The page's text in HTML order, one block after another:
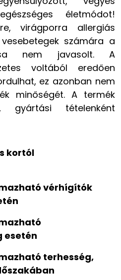
életmódot!
virágporra allergiás
számára a
nem javasolt. A
voltából eredően
ez azonban nem
minőségét. A termék
gyártási tételenként
kortól
vérhígítók
esetén
terhesség,